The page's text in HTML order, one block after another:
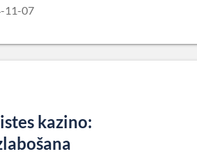
11-07
kazino: